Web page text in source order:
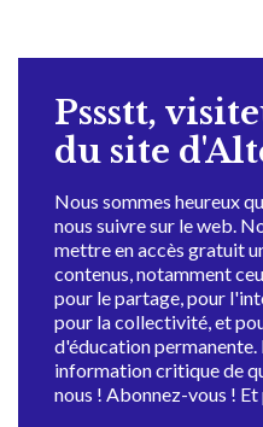
Pssstt,
du site
Nous sommes heureux
nous suivre sur le web.
mettre en accès gratuit
contenus, notamment
pour le partage, pour
pour la collectivité, et
d'éducation
information critique de
nous ! Abonnez-vous !